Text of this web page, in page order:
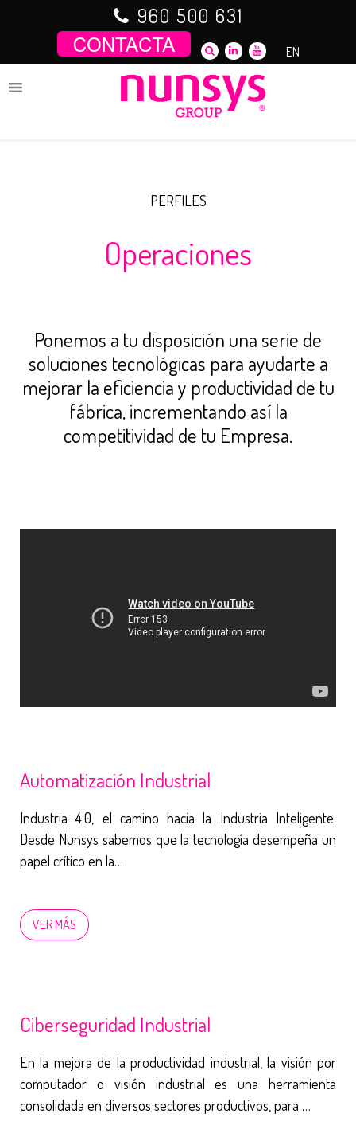
960 500 631
EN
PERFILES
Operaciones
Ponemos a tu disposición una serie de
soluciones tecnológicas para ayudarte a
mejorar la eficiencia y productividad de tu
fábrica, incrementando así la
competitividad de tu Empresa.
Automatización Industrial
Industria 4.0, el camino hacia la Industria Inteligente.
Desde Nunsys sabemos que la tecnología desempeña un
papel crítico en la…
VER MÁS
Ciberseguridad Industrial
En la mejora de la productividad industrial, la visión por
computador o visión industrial es una herramienta
consolidada en diversos sectores productivos, para …